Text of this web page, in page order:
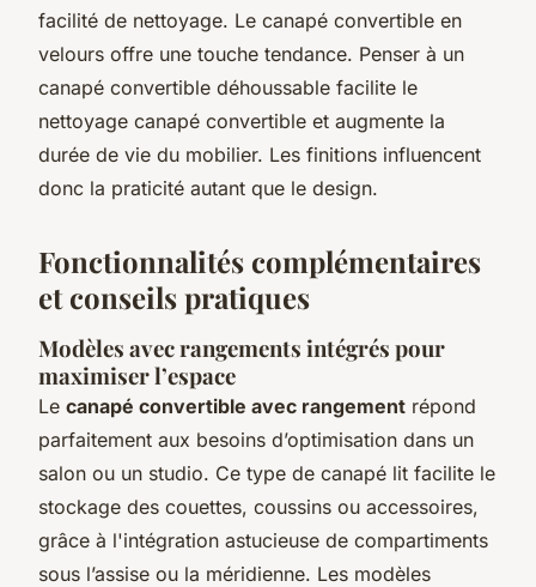
facilité de nettoyage. Le canapé convertible en
velours offre une touche tendance. Penser à un
canapé convertible déhoussable facilite le
nettoyage canapé convertible et augmente la
durée de vie du mobilier. Les finitions influencent
donc la praticité autant que le design.
Fonctionnalités complémentaires
et conseils pratiques
Modèles avec rangements intégrés pour
maximiser l’espace
Le canapé convertible avec rangement répond
parfaitement aux besoins d’optimisation dans un
salon ou un studio. Ce type de canapé lit facilite le
stockage des couettes, coussins ou accessoires,
grâce à l'intégration astucieuse de compartiments
sous l’assise ou la méridienne. Les modèles